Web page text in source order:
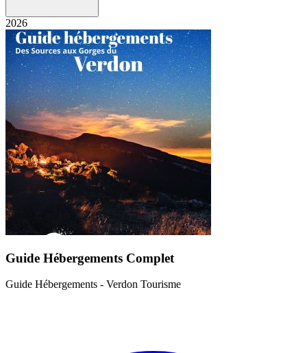
2026
Guide Hébergements Complet
Guide Hébergements - Verdon Tourisme